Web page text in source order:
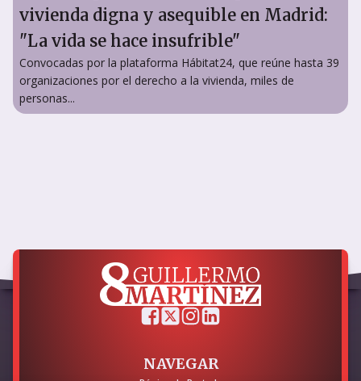
vivienda digna y asequible en Madrid:
"La vida se hace insufrible"
Convocadas por la plataforma Hábitat24, que reúne hasta 39
organizaciones por el derecho a la vivienda, miles de
personas...
NAVEGAR